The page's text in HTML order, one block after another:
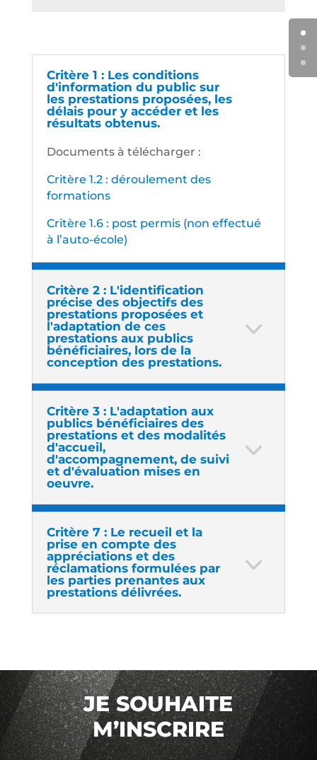
Critère 1 : Les conditions
d'information du public sur
les prestations proposées, les
délais pour y accéder et les
résultats obtenus.
Documents à télécharger :
Critère 1.2 : déroulement des
formations
Critère 1.6 : post permis (non effectué
à l’auto-école)
Critère 2 : L'identification
précise des objectifs des
prestations proposées et
l'adaptation de ces
prestations aux publics
bénéficiaires, lors de la
conception des prestations.
Critère 3 : L'adaptation aux
publics bénéficiaires des
prestations et des modalités
d'accueil,
d'accompagnement, de suivi
et d'évaluation mises en
oeuvre.
Critère 7 : Le recueil et la
prise en compte des
appréciations et des
réclamations formulées par
les parties prenantes aux
prestations délivrées.
JE SOUHAITE
M’INSCRIRE